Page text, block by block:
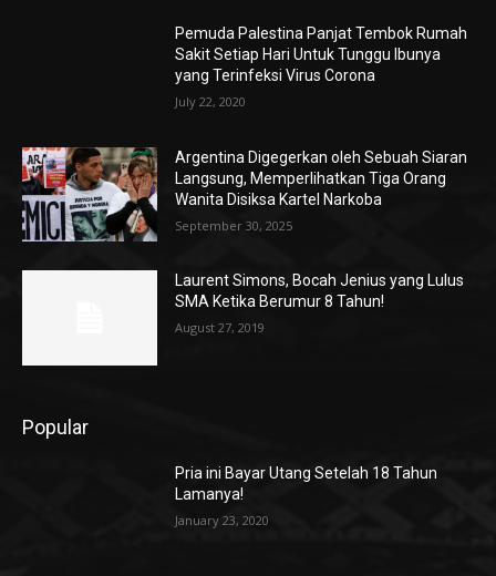
Pemuda Palestina Panjat Tembok Rumah
Sakit Setiap Hari Untuk Tunggu Ibunya
yang Terinfeksi Virus Corona
July 22, 2020
Argentina Digegerkan oleh Sebuah Siaran
Langsung, Memperlihatkan Tiga Orang
Wanita Disiksa Kartel Narkoba
September 30, 2025
Laurent Simons, Bocah Jenius yang Lulus
SMA Ketika Berumur 8 Tahun!
August 27, 2019
Popular
Pria ini Bayar Utang Setelah 18 Tahun
Lamanya!
January 23, 2020